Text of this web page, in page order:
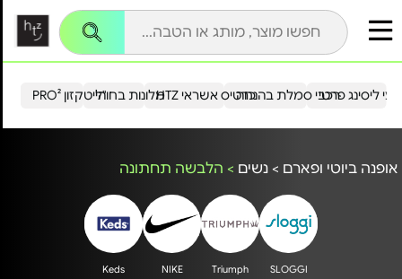
הייטקזון PRO²מלונות בחו"ל כרטיס אשראי HTZ ליסינג פרטירכבי סמלת בהנחה
אופנה ביוטי ופארם > נשים > הלבשה תחתונה
SLOGGI
Triumph
NIKE
Keds